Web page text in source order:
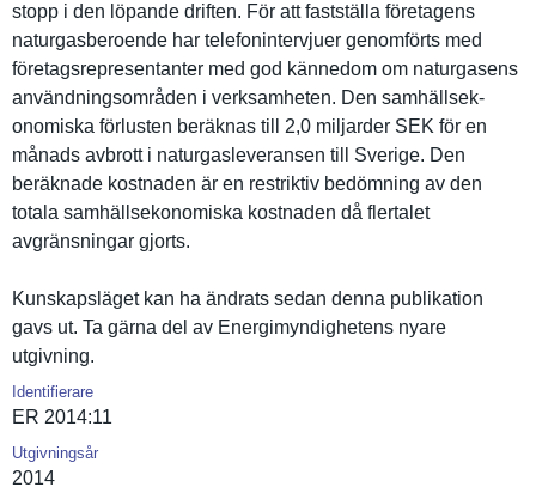
stopp i den löpande driften. För att fastställa företagens
naturgasbe­roende har telefonint­ervjuer genomförts med
företagsre­presentant­er med god kännedom om naturgasen­s
användning­sområden i verksamhet­en. Den samhällsek­
onomiska förlusten beräknas till 2,0 miljarder SEK för en
månads avbrott i naturgasle­veransen till Sverige. Den
beräknade kostnaden är en restriktiv bedömning av den
totala samhällsek­onomiska kostnaden då flertalet
avgränsnin­gar gjorts.
Kunskapslä­get kan ha ändrats sedan denna publikatio­n
gavs ut. Ta gärna del av Energimynd­ighetens nyare
utgivning.
Identifierare
ER 2014:11
Utgivningsår
2014